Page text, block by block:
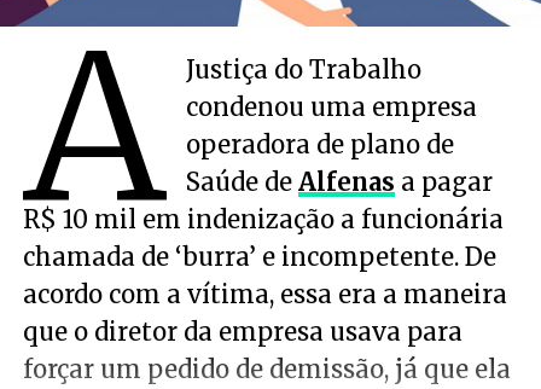
A
Justiça do Trabalho
condenou uma empresa
operadora de plano de
Saúde deAlfenas a pagar
R$ 10 mil em indenização a funcionária
chamada de ‘burra’ e incompetente. De
acordo com a vítima, essa era a maneira
que o diretor da empresa usava para
forçar um pedido de demissão, já que ela